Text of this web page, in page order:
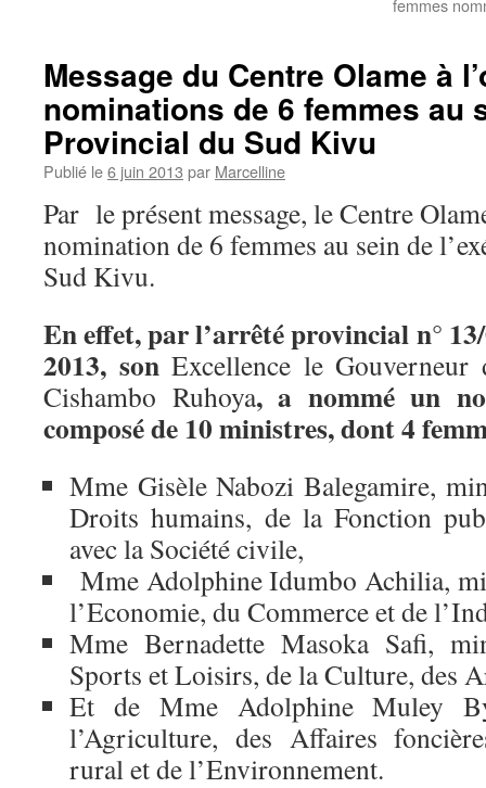
femmes
Message du Centre Olame à
nominations de 6 femmes au
Provincial du Sud Kivu
Publié le6 juin 2013 par Marcelline
Par le présent message, le Centre
nomination de 6 femmes au sein de
Sud Kivu.
En effet, par l’arrêté provincial n°
2013, sonExcellence le
Cishambo Ruhoya, a nommé un
composé de 10 ministres, dont 4
Mme Gisèle Nabozi Balegamire,
Droits humains, de la Fonction
avec la Société civile,
Mme Adolphine Idumbo Achilia,
l’Economie, du Commerce et de
Mme Bernadette Masoka Safi,
Sports et Loisirs, de la Culture, des
Et de Mme Adolphine Muley
l’Agriculture, des Affaires
rural et de l’Environnement.